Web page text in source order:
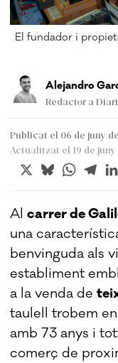
El fundador i
Alejandro
Redactor a
Publicat el 06 de juny
Actualitzat el 19 de
X Bluesky
Alcarrer de
una
benvinguda als
establiment
a la venda de
taulell trobem en
amb 73 anys i
comerç de